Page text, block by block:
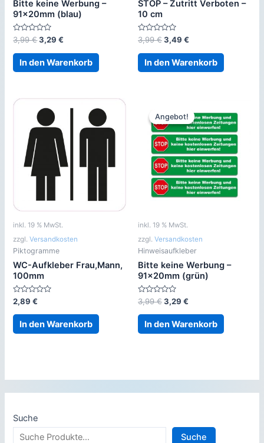
Bitte keine Werbung –
91x20mm (blau)
Bewertet
mit
0
von
3,99€Ursprünglicher
war:
3,29€
ist:
3,29 €.
In den Warenkorb
STOP – Zutritt Verboten –
10 cm
Bewertet
mit
0
von
3,99€Ursprünglicher
war:
3,49 €
ist:
3,49 €.
In den Warenkorb
inkl. 19 % MwSt.
zzgl.Versandkosten
Piktogramme
WC-Aufkleber Frau,Mann,
100mm
Bewertet
mit
0
von
2,89€
In den Warenkorb
Angebot!
Angebot!
inkl. 19 % MwSt.
zzgl. Versandkosten
Hinweisaufkleber
Bitte keine Werbung –
91x20mm (grün)
Bewertet
mit
0
von
3,99€Ursprünglicher
war:
3,99 €
3,29 €
ist:
3,29 €.
In den Warenkorb
Suche
Suche